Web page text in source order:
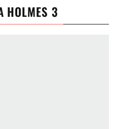
HOLMES 3